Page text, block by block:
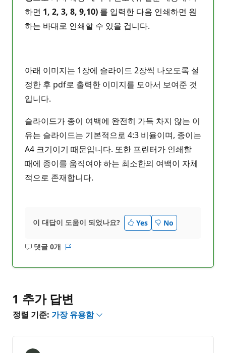
하면 1, 2, 3, 8, 9,10) 를 입력한 다음 인쇄하면 원
하는 바대로 인쇄할 수 있을 겁니다.
아래 이미지는 1장에 슬라이드 2장씩 나오도록 설
정한 후 pdf로 출력한 이미지를 모아서 보여준 것
입니다.
슬라이드가 종이 여백에 완전히 가득 차지 않는 이
유는 슬라이드는 기본적으로 4:3 비율이며, 종이는
A4 크기이기 때문입니다. 또한 프린터가 인쇄할
때에 종이를 움직여야 하는 최소한의 여백이 자체
적으로 존재합니다.
이 대답이 도움이 되었나요? Yes No
댓글 0개
설
1 추가 답변
정렬 기준: 가장 유용함